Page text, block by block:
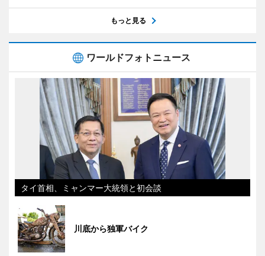
もっと見る
ワールドフォトニュース
タイ首相、ミャンマー大統領と初会談
川底から独軍バイク